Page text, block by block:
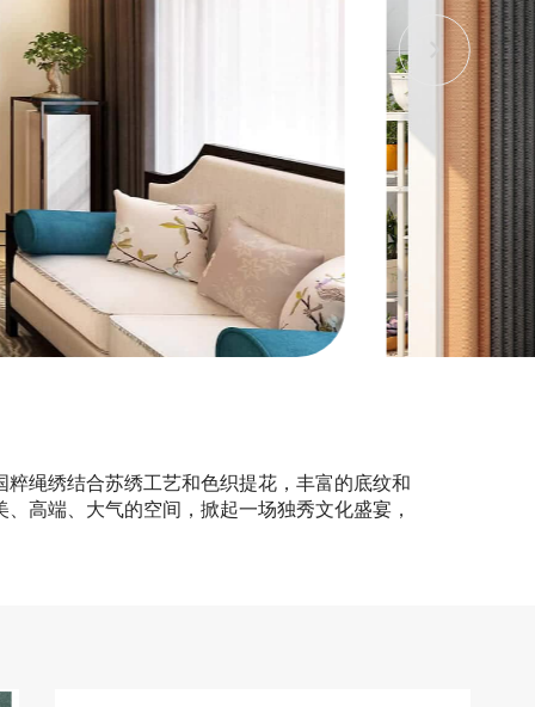
绳绣结合苏绣工艺和色织提花，丰富的底纹和
高端、大气的空间，掀起一场独秀文化盛宴，